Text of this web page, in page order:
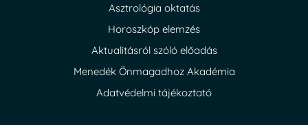
Asztrológia oktatás
Horoszkóp elemzés
Aktualitásról szóló előadás
Menedék Önmagadhoz Akadémia
Adatvédelmi tájékoztató